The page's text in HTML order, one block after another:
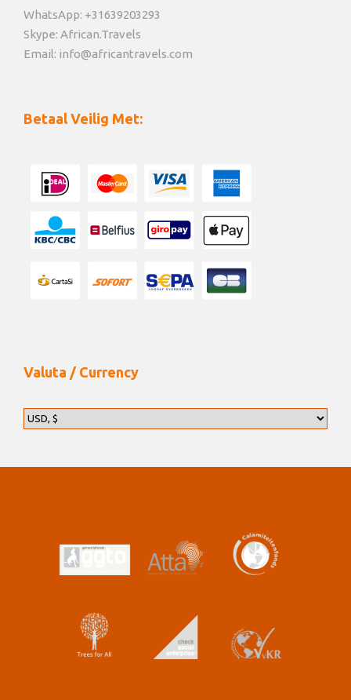
WhatsApp: +31639203293
Skype: African.Travels
Email: info@africantravels.com
Betaal Veilig Met:
Valuta / Currency